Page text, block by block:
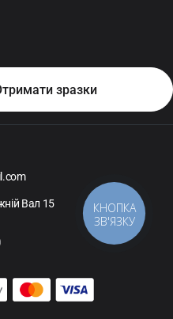
Вал 15
КНОПКА
ЗВ'ЯЗКУ